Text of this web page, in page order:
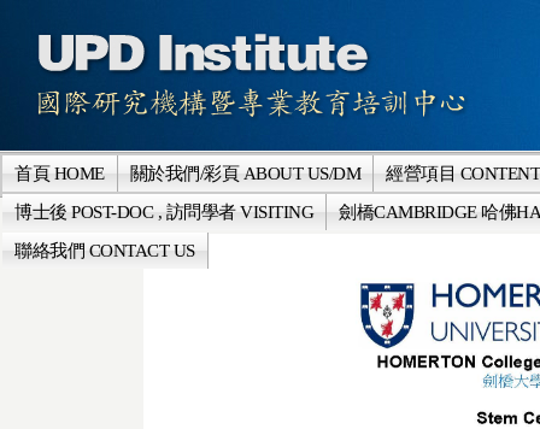
首頁 HOME 關於我們/彩頁 ABOUT US/DM
經營項目 CONTENT
博士後 POST-DOC , 訪問學者 VISITING
劍橋CAMBRIDGE 哈佛
聯絡我們 CONTACT US